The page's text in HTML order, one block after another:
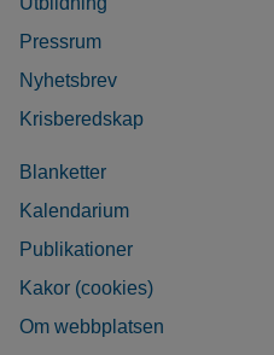
Pressrum
Nyhetsbrev
Krisberedskap
Blanketter
Kalendarium
Publikationer
Kakor (cookies)
Om webbplatsen